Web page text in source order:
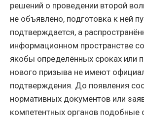
решений о проведении второй
не объявлено, подготовка к ней
подтверждается, а
информационном пространстве
якобы определённых сроках или
нового призыва не имеют
подтверждения. До появления
нормативных документов или
компетентных органов подобные